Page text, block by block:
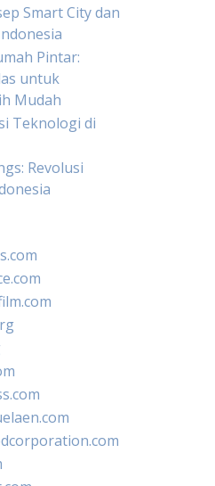
Smart City dan
Pintar:
untuk
Mudah
Teknologi di
Revolusi